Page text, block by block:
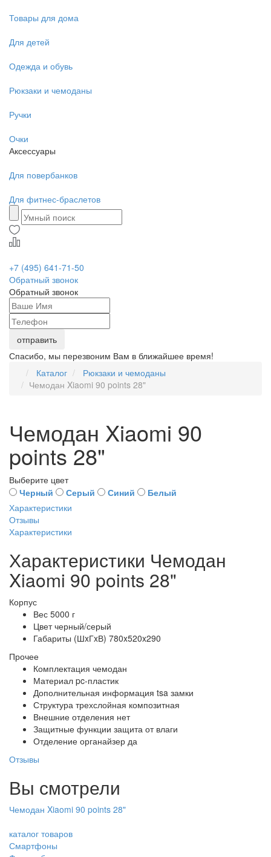
Товары для дома
Для детей
Одежда и обувь
Рюкзаки и чемоданы
Ручки
Очки
Аксессуары
Для повербанков
Для фитнес-браслетов
+7 (495) 641-71-50
Обратный звонок
Обратный звонок
Спасибо, мы перезвоним Вам в ближайшее время!
Каталог
Рюкзаки и чемоданы
Чемодан Xiaomi 90 points 28"
Чемодан Xiaomi 90
points 28"
Выберите цвет
Черный
Серый Синий
Белый
Характеристики
Отзывы
Характеристики
Характеристики Чемодан
Xiaomi 90 points 28"
Корпус
Вес 5000 г
Цвет черный/серый
Габариты (ШxГxВ) 780x520x290
Прочее
Комплектация чемодан
Материал pc-пластик
Дополнительная информация tsa замки
Структура трехслойная композитная
Внешние отделения нет
Защитные функции защита от влаги
Отделение органайзер да
Отзывы
Вы смотрели
Чемодан Xiaomi 90 points 28"
каталог товаров
Смартфоны